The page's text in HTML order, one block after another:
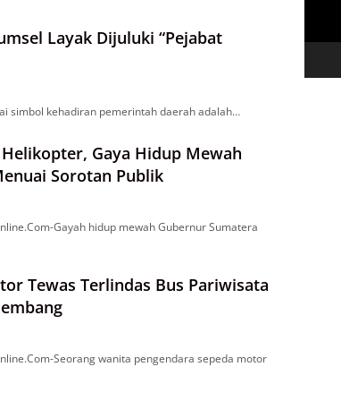
Layak Dijuluki “Pejabat
simbol kehadiran pemerintah daerah adalah…
Gaya Hidup Mewah
Sorotan Publik
Gayah hidup mewah Gubernur Sumatera
Tewas Terlindas Bus Pariwisata
Seorang wanita pengendara sepeda motor